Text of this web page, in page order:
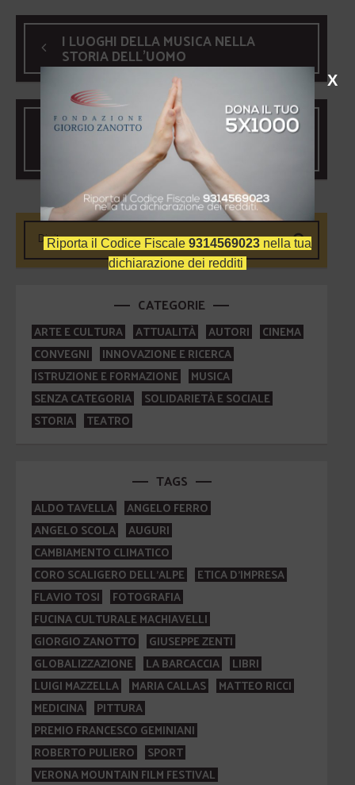
I LUOGHI DELLA MUSICA NELLA
STORIA DELL’UOMO
FINE DELLA
“GLOBALIZZAZIONE”? DIALOGHI
SUL MONDO CHE VERRÀ.
CATEGORIE
ARTE E CULTURA ATTUALITÀ AUTORI
CINEMA
CONVEGNI
INNOVAZIONE E RICERCA
ISTRUZIONE E FORMAZIONE
MUSICA
SENZA CATEGORIA
SOLIDARIETÀ E SOCIALE
STORIA
TEATRO
TAGS
ALDO TAVELLA
ANGELO FERRO
ANGELO SCOLA
AUGURI
CAMBIAMENTO CLIMATICO
CORO SCALIGERO DELL'ALPE
ETICA D'IMPRESA
FLAVIO TOSI
FOTOGRAFIA
FUCINA CULTURALE MACHIAVELLI
GIORGIO ZANOTTO
GIUSEPPE ZENTI
GLOBALIZZAZIONE
LA BARCACCIA
LIBRI
LUIGI MAZZELLA
MARIA CALLAS
MATTEO RICCI
MEDICINA
PITTURA
PREMIO FRANCESCO GEMINIANI
ROBERTO PULIERO
SPORT
VERONA MOUNTAIN FILM FESTIVAL
Riporta il Codice Fiscale 9314569023 nella tua
dichiarazione dei redditi
X